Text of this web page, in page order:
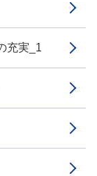
充実_1